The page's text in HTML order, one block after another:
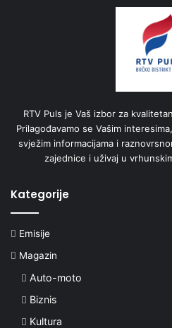
RTV Puls je Vaš izbor za
Prilagođavamo se Vašim
svježim informacijama i
zajednice i uživaj u
Kategorije
Emisije
Magazin
Auto-moto
Biznis
Kultura